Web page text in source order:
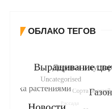
ОБЛАКО ТЕГОВ